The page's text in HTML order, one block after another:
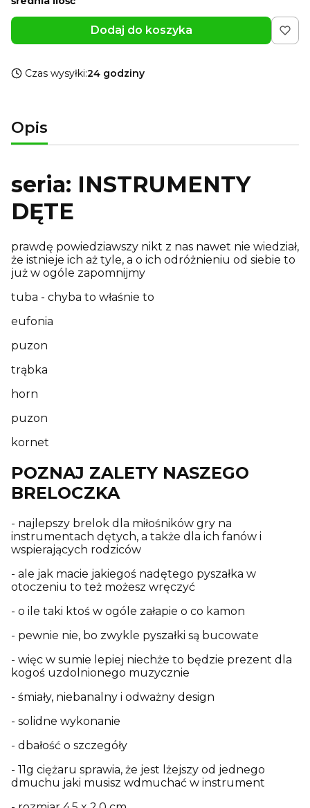
Dodaj do koszyka
Czas wysyłki:24 godziny
Opis
seria: INSTRUMENTY
DĘTE
prawdę powiedziawszy nikt z nas nawet nie wiedział,
że istnieje ich aż tyle, a o ich odróżnieniu od siebie to
już w ogóle zapomnijmy
tuba - chyba to właśnie to
eufonia
puzon
trąbka
horn
puzon
kornet
POZNAJ ZALETY NASZEGO
BRELOCZKA
- najlepszy brelok dla miłośników gry na
instrumentach dętych, a także dla ich fanów i
wspierających rodziców
- ale jak macie jakiegoś nadętego pyszałka w
otoczeniu to też możesz wręczyć
- o ile taki ktoś w ogóle załapie o co kamon
- pewnie nie, bo zwykle pyszałki są bucowate
- więc w sumie lepiej niechże to będzie prezent dla
kogoś uzdolnionego muzycznie
- śmiały, niebanalny i odważny design
- solidne wykonanie
- dbałość o szczegóły
- 11g ciężaru sprawia, że jest lżejszy od jednego
dmuchu jaki musisz wdmuchać w instrument